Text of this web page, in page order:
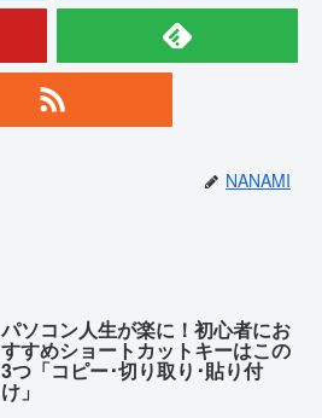
NANAMI
パソコン人生が楽に！初心者にお
すすめショートカットキーはこの
3つ「コピー･切り取り･貼り付
け」